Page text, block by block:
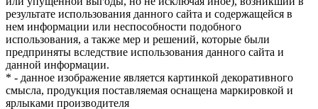
результате использования данного сайта и содержащейся в
нем информации или неспособности подобного
использования, а также мер и решений, которые были
предприняты вследствие использования данного сайта и
данной информации.
* - данное изображение является картинкой декоративного
смысла, продукция поставляемая оснащена маркировкой и
ярлыками производителя